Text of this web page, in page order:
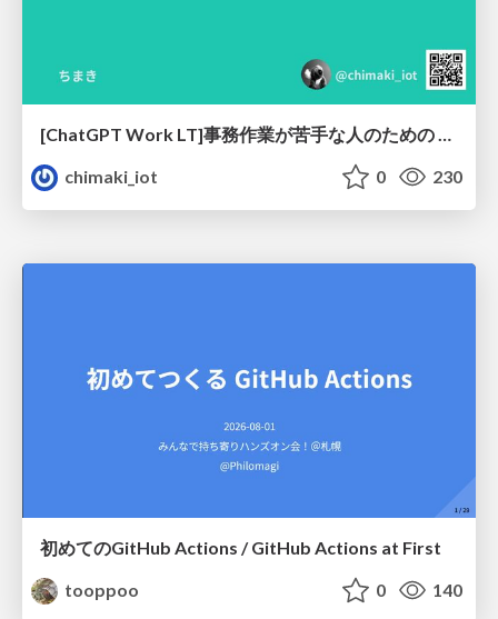
chimaki_iot
0 230
初めてのGitHub Actions / GitHub Actions at First
tooppoo
0 140